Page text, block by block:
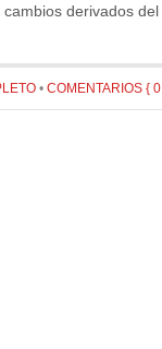
derivados
• COMENTARIOS {